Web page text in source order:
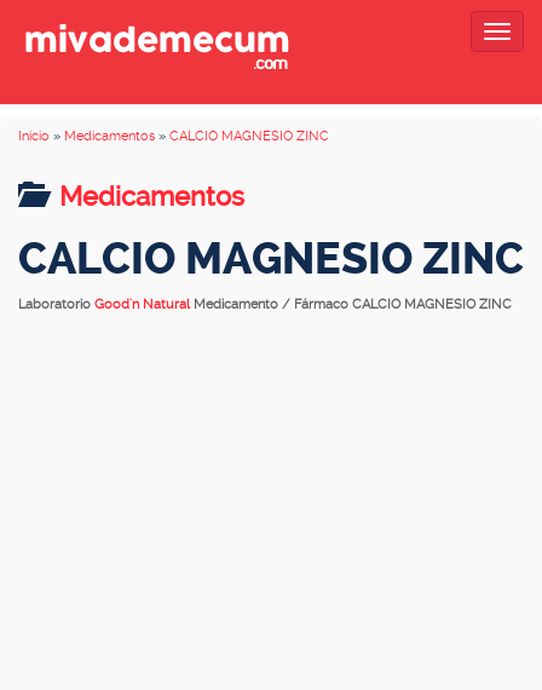
Inicio » Medicamentos » CALCIO MAGNESIO ZINC
Medicamentos
CALCIO MAGNESIO ZINC
Laboratorio Good'n Natural Medicamento / Fármaco CALCIO MAGNESIO ZINC